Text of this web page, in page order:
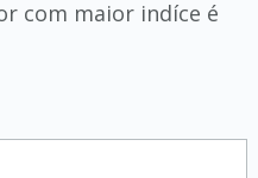
com maior indíce é